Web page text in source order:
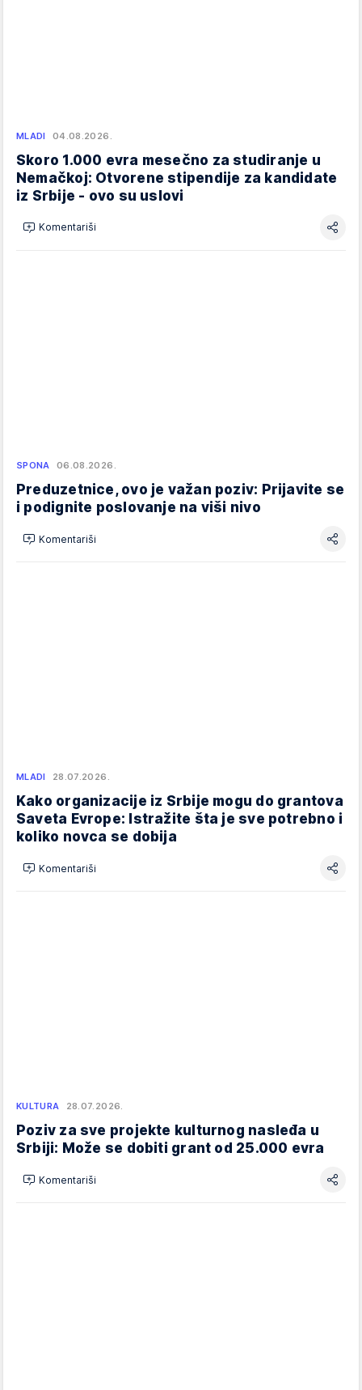
MLADI 04.08.2026.
Skoro 1.000 evra mesečno za studiranje u
Nemačkoj: Otvorene stipendije za kandidate
iz Srbije - ovo su uslovi
Komentariši
SPONA 06.08.2026.
Preduzetnice, ovo je važan poziv: Prijavite se
i podignite poslovanje na viši nivo
Komentariši
MLADI 28.07.2026.
Kako organizacije iz Srbije mogu do grantova
Saveta Evrope: Istražite šta je sve potrebno i
koliko novca se dobija
Komentariši
KULTURA 28.07.2026.
Poziv za sve projekte kulturnog nasleđa u
Srbiji: Može se dobiti grant od 25.000 evra
Komentariši